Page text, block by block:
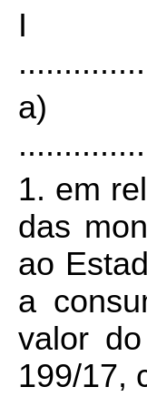
a)
1. em
das
ao
a
valor
199/17,